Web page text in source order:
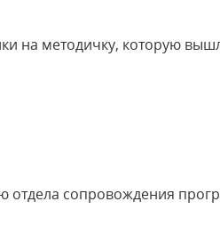
на методичку, которую
сопровождения